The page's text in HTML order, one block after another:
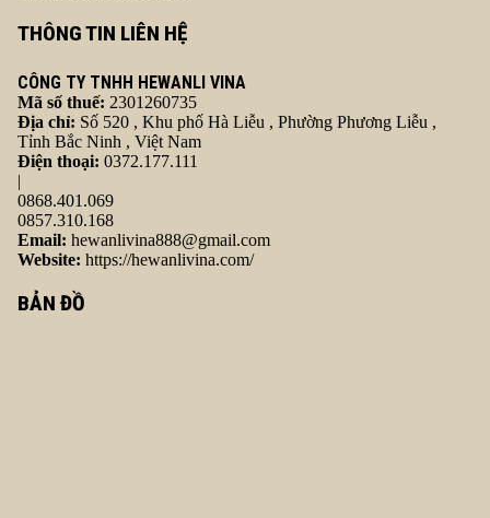
THÔNG TIN LIÊN HỆ
CÔNG TY TNHH HEWANLI VINA
Mã số thuế: 2301260735
Địa chỉ: Số 520 , Khu phố Hà Liễu , Phường Phương Liễu ,
Tỉnh Bắc Ninh , Việt Nam
Điện thoại: 0372.177.111
|
0868.401.069
0857.310.168
Email: hewanlivina888@gmail.com
Website: https://hewanlivina.com/
BẢN ĐỒ